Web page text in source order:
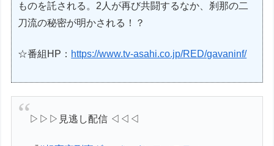
ものを託される。2人が再び共闘するなか、刹那の二
刀流の秘密が明かされる！？
☆番組HP： https://www.tv-asahi.co.jp/RED/gavaninf/
▷▷▷見逃し配信 ◁◁◁